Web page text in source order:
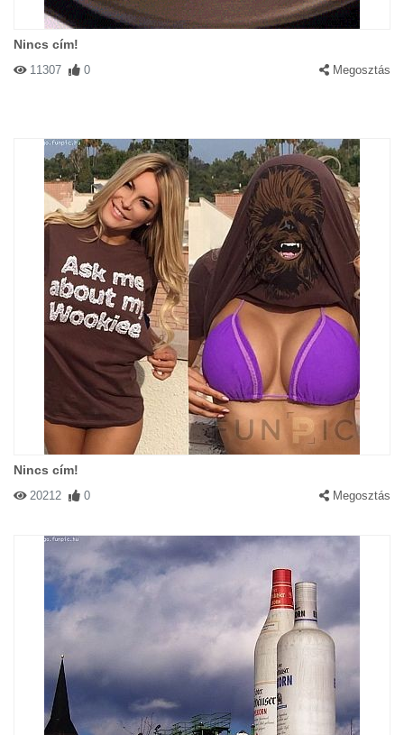
Nincs cím!
11307 0 Megosztás
Nincs cím!
20212 0 Megosztás